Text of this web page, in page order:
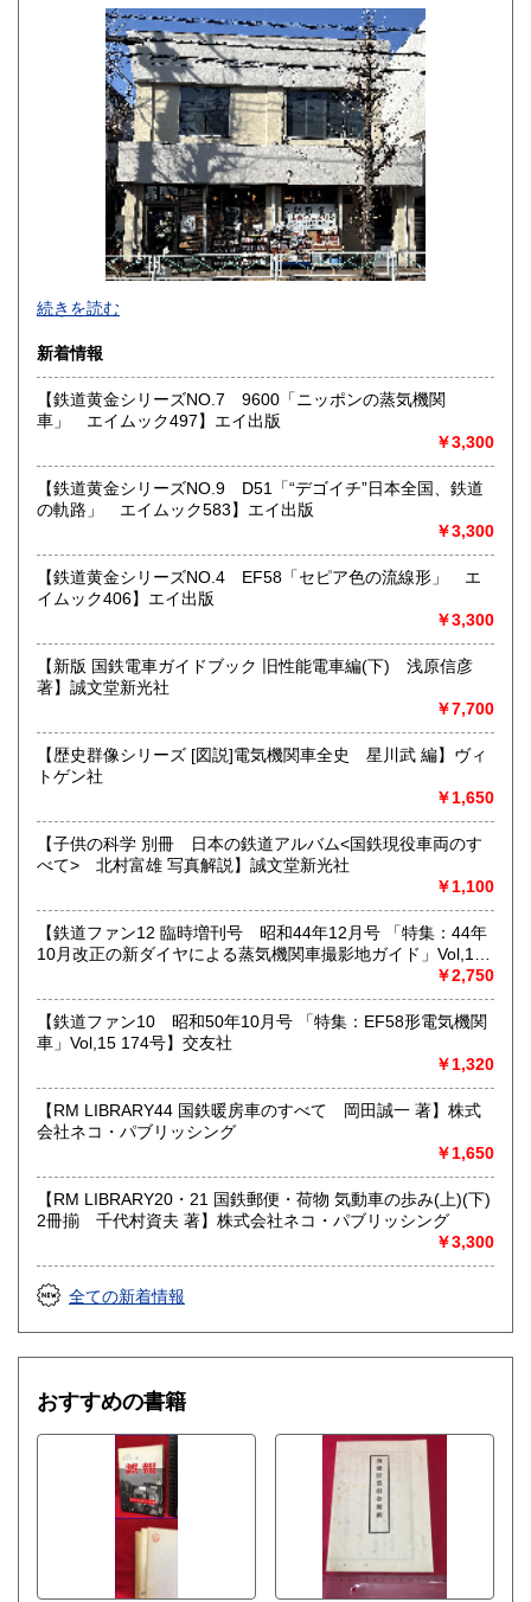
1,800円 広島県
1,800円 徳島県
1,800円 愛媛県
1,800円 福岡県
1,800円 長崎県
1,800円 大分県
宮崎県
沖縄県
東京都では「銀装堂」として営業しております。
基本的には同じ書店となります。
★★ご質問、ご要望はご注文前にお問合せ下さい。★★
★★電話・FAXでの在庫、状態確認及びご注文には対応しま
せん。
すべての方にメールでのお問い合わせを御案内してい
★★メールでのお問い合わせは、用件のみの場合スパムメー
ルと判断して返信いたしません。お名前もお願いいたしま
沿線名：★★電話・FAXでの在庫、状態確認及びご注文には
対応しません。お電話を頂いてもすべての方にメールでのお
営業時間：(平日)10:00-17:00
定休日：土日祝休/臨時休業有
★出張買取・郵送買取(※要事前相談)致します。
お気軽にご相談ください。
取り扱い分野
近代文献、趣味、サブカルチャー、古書一般（その他）
続きを読む
新着情報
【鉄道黄金シリーズNO.7 9600「ニッポンの蒸気機関
車」 エイムック497】エイ出版
￥3,300
【鉄道黄金シリーズNO.9 D51「“デゴイチ”日本全国、鉄道
の軌路」 エイムック583】エイ出版
￥3,300
【鉄道黄金シリーズNO.4 EF58「セピア色の流線形」 エ
イムック406】エイ出版
￥3,300
【新版 国鉄電車ガイドブック 旧性能電車編(下) 浅原信彦
著】誠文堂新光社
￥7,700
【歴史群像シリーズ [図説]電気機関車全史 星川武 編】ヴィ
トゲン社
￥1,650
【子供の科学 別冊 日本の鉄道アルバム<国鉄現役車両のす
べて> 北村富雄 写真解説】誠文堂新光社
￥1,100
【鉄道ファン12 臨時増刊号 昭和44年12月号 「特集：44年
10月改正の新ダイヤによる蒸気機関車撮影地ガイド」Vol,19
￥2,750
【鉄道ファン10 昭和50年10月号 「特集：EF58形電気機関
車」Vol,15 174号】交友社
￥1,320
【RM LIBRARY44 国鉄暖房車のすべて 岡田誠一 著】株式
会社ネコ・パブリッシング
￥1,650
【RM LIBRARY20・21 国鉄郵便・荷物 気動車の歩み(上)(下)
2冊揃 千代村資夫 著】株式会社ネコ・パブリッシング
￥3,300
全ての新着情報
おすすめの書籍